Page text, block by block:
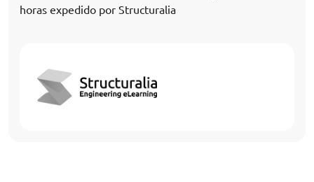
horas expedido por Structuralia